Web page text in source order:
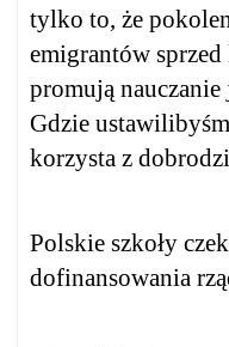
tylko to, że
emigrantów
promują
Gdzie
korzysta z
Polskie szkoły
dofinansowania